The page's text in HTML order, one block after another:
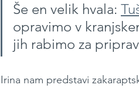
Še en velik hvala:
opravimo v
jih rabimo za
Irina nam predstavi